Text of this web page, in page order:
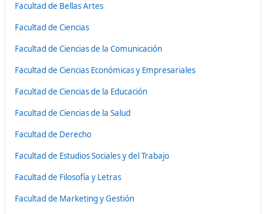
Facultad de Bellas Artes
Facultad de Ciencias
Facultad de Ciencias de la Comunicación
Facultad de Ciencias Económicas y Empresariales
Facultad de Ciencias de la Educación
Facultad de Ciencias de la Salud
Facultad de Derecho
Facultad de Estudios Sociales y del Trabajo
Facultad de Filosofía y Letras
Facultad de Marketing y Gestión